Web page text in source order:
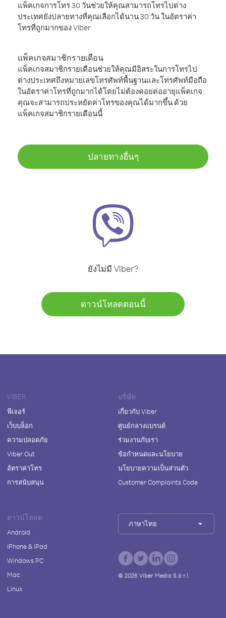
แพ็คเกจการโทร 30 วันช่วยให้คุณสามารถโทรไปต่าง
ประเทศยังปลายทางที่คุณเลือกได้นาน 30 วัน ในอัตราค่า
โทรที่ถูกมากของ Viber
แพ็คเกจสมาชิกรายเดือน
แพ็คเกจสมาชิกรายเดือนช่วยให้คุณมีอิสระในการโทรไป
ต่างประเทศถึงหมายเลขโทรศัพท์พื้นฐานและโทรศัพท์มือถือ
ในอัตราค่าโทรที่ถูกมากได้โดยไม่ต้องคอยต่ออายุแพ็คเกจ
คุณจะสามารถประหยัดค่าโทรของคุณได้มากขึ้น ด้วย
แพ็คเกจสมาชิกรายเดือนนี้
ปลายทางอื่นๆ
ยังไม่มี Viber?
ดาวน์โหลดตอนนี้
VIBER
ฟีเจอร์
เว็บบล็อก
ความปลอดภัย
Viber Out
อัตราค่าโทร
การสนับสนุน
บริษัท
เกี่ยวกับ Viber
ศูนย์กลางแบรนด์
ร่วมงานกับเรา
ข้อกำหนดและนโยบาย
นโยบายความเป็นส่วนตัว
Customer Complaints Code
ดาวน์โหลด
Android
iPhone & iPad
Windows PC
Mac
Linux
ภาษาไทย
© 2026Viber Media S.à r.l.